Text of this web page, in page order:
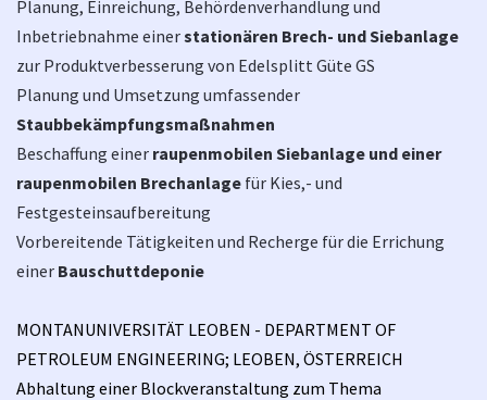
Planung, Einreichung, Behördenverhandlung und
Inbetriebnahme einerstationären Brech- und Siebanlage
zur Produktverbesserung von Edelsplitt Güte GS
Planung und Umsetzung umfassender
Staubbekämpfungsmaßnahmen
Beschaffung einer raupenmobilen Siebanlage und einer
raupenmobilen Brechanlage für Kies,- und
Festgesteinsaufbereitung
Vorbereitende Tätigkeiten und Recherge für die Errichung
einer Bauschuttdeponie
MONTANUNIVERSITÄT LEOBEN - DEPARTMENT OF
PETROLEUM ENGINEERING; LEOBEN, ÖSTERREICH
Abhaltung einer Blockveranstaltung zum Thema